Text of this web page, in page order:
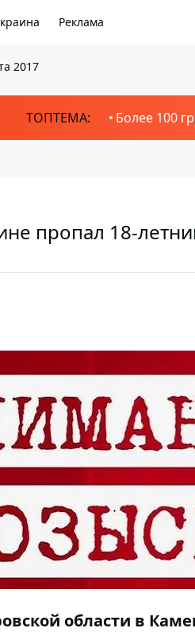
Реклама
2017
ТОПТЕМА: Более 100
пропал 18-
области в